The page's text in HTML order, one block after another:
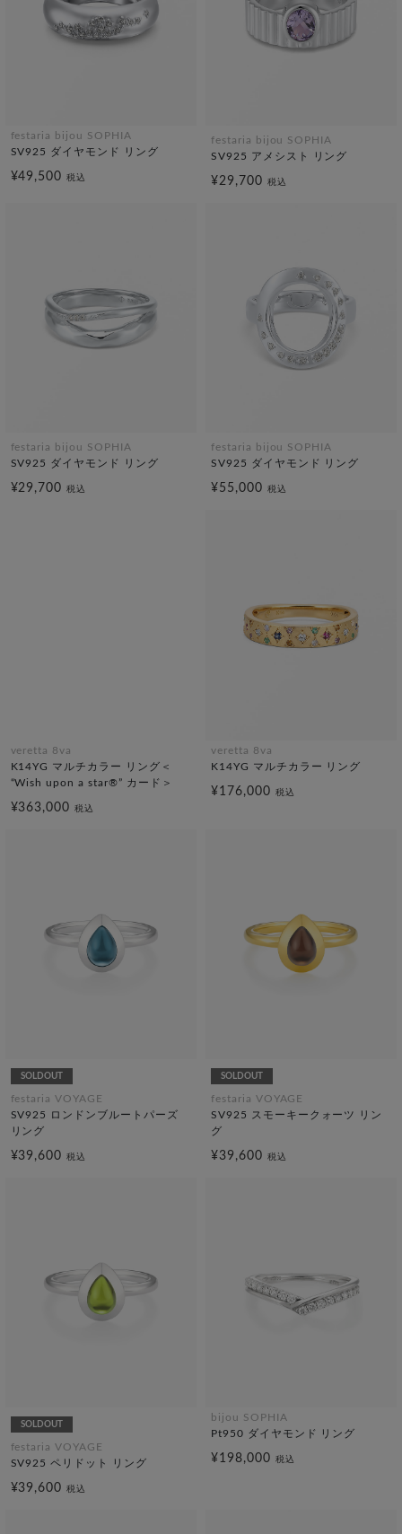
festaria bijou SOPHIA
SV925 ダイヤモンド リング
¥49,500税込
festaria bijou SOPHIA
SV925 アメシスト リング
¥29,700 税込
festaria bijou SOPHIA
SV925 ダイヤモンド リング
¥29,700税込
festaria bijou SOPHIA
SV925 ダイヤモンド リング
¥55,000 税込
veretta 8va
K14YG マルチカラー リング＜
“Wish upon a star®” カード＞
¥363,000税込
veretta 8va
K14YG マルチカラー リング
¥176,000 税込
SOLDOUT
festaria VOYAGE
SV925 ロンドンブルートパーズ
リング
¥39,600税込
SOLDOUT
festaria VOYAGE
SV925 スモーキークォーツ リン
グ
¥39,600 税込
SOLDOUT
festaria VOYAGE
SV925 ペリドット リング
¥39,600税込
bijou SOPHIA
Pt950 ダイヤモンド リング
¥198,000 税込